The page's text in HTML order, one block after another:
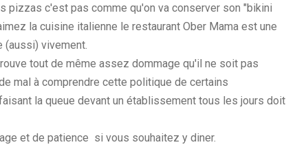
pizzas c'est pas comme qu'on va conserver son "bikini
la cuisine italienne le restaurant Ober Mama est une
(aussi) vivement.
tout de même assez dommage qu'il ne soit pas
mal à comprendre cette politique de certains
la queue devant un établissement tous les jours doit
et de patience si vous souhaitez y diner.